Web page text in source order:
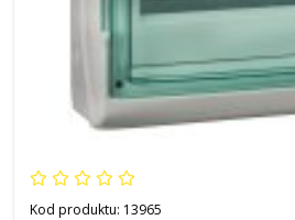
Kod produktu: 13965